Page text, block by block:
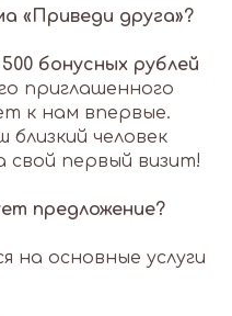
«Приведи друга»?
500 бонусных рублей
приглашенного
к нам впервые.
близкий человек
свой первый визит!
предложение?
на основные услуги